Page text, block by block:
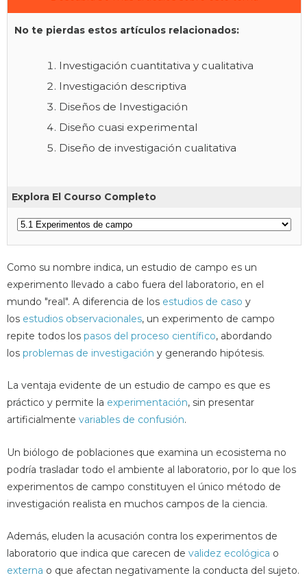
No te pierdas estos artículos relacionados:
Investigación cuantitativa y cualitativa
Investigación descriptiva
Diseños de Investigación
Diseño cuasi experimental
Diseño de investigación cualitativa
Explora El Courso Completo
Como su nombre indica, un estudio de campo es un
experimento llevado a cabo fuera del laboratorio, en el
mundo "real". A diferencia de los estudios de caso y
los estudios observacionales, un experimento de campo
repite todos los pasos del proceso científico, abordando
los problemas de investigación y generando hipótesis.
La ventaja evidente de un estudio de campo es que es
práctico y permite la experimentación, sin presentar
artificialmente variables de confusión.
Un biólogo de poblaciones que examina un ecosistema no
podría trasladar todo el ambiente al laboratorio, por lo que los
experimentos de campo constituyen el único método de
investigación realista en muchos campos de la ciencia.
Además, eluden la acusación contra los experimentos de
laboratorio que indica que carecen de validez ecológica o
externa o que afectan negativamente la conducta del sujeto.